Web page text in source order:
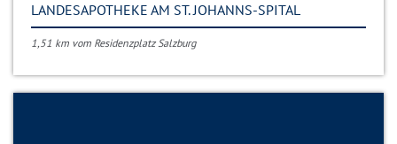
LANDESAPOTHEKE AM ST. JOHANNS-SPITAL
1,51 km vom Residenzplatz Salzburg